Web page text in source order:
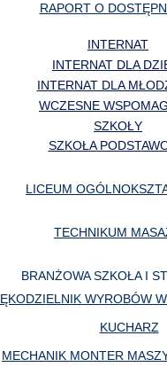
RAPORT O
INTERNAT
INTERNAT DLA
INTERNAT DLA
WCZESNE
SZKOŁY
SZKOŁA
LICEUM
TECHNIKUM
BRANŻOWA SZKOŁA I
WYROBÓW
KUCHARZ
MECHANIK MONTER